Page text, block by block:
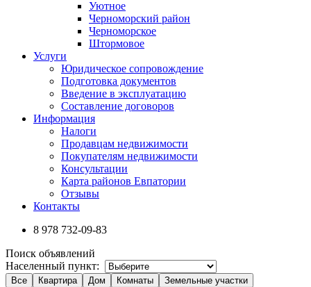
Уютное
Черноморский район
Черноморское
Штормовое
Услуги
Юридическое сопровождение
Подготовка документов
Введение в эксплуатацию
Составление договоров
Информация
Налоги
Продавцам недвижимости
Покупателям недвижимости
Консультации
Карта районов Евпатории
Отзывы
Контакты
8 978 732-09-83
Поиск объявлений
Населенный пункт:
Все Квартира Дом Комнаты
Земельные участки